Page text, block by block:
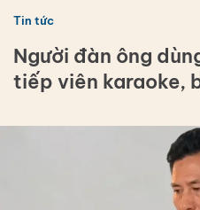
Tin tức
Người đàn ông
tiếp viên karaoke,